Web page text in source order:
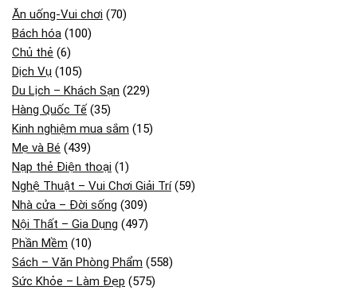
Ăn uống-Vui chơi (70)
Bách hóa (100)
Chủ thẻ (6)
Dịch Vụ (105)
Du Lịch – Khách Sạn (229)
Hàng Quốc Tế (35)
Kinh nghiệm mua sắm (15)
Mẹ và Bé (439)
Nạp thẻ Điện thoại (1)
Nghệ Thuật – Vui Chơi Giải Trí(59)
Nhà cửa – Đời sống (309)
Nội Thất – Gia Dụng (497)
Phần Mềm (10)
Sách – Văn Phòng Phẩm (558)
Sức Khỏe – Làm Đẹp (575)